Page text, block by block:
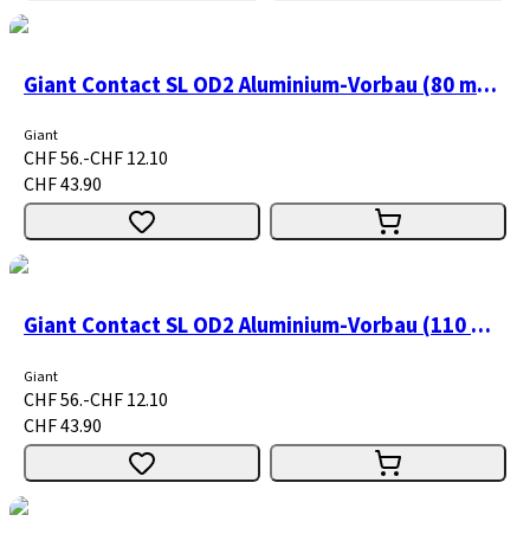
Giant Contact SL OD2 Aluminium-Vorbau (80 mm, 0°)
Giant
CHF 56.-CHF 12.10
CHF 43.90
Giant Contact SL OD2 Aluminium-Vorbau (110 mm, 0°)
Giant
CHF 56.-CHF 12.10
CHF 43.90